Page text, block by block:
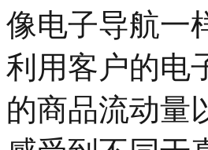
像电子导航一
利用客户的电
的商品流动量